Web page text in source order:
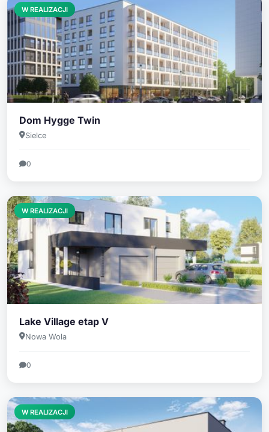
W REALIZACJI
Dom Hygge Twin
Sielce
0
W REALIZACJI
Lake Village etap V
Nowa Wola
0
W REALIZACJI